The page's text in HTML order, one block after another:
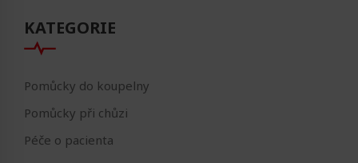
KATEGORIE
Pomůcky do koupelny
Pomůcky při chůzi
Péče o pacienta